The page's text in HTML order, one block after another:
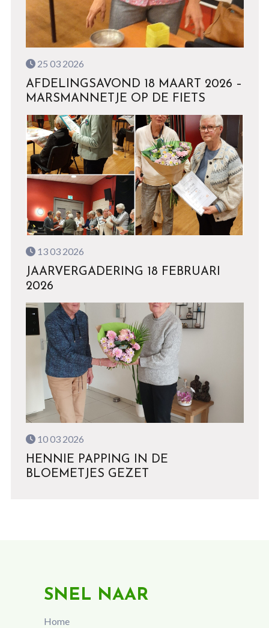
25 03 2026
AFDELINGSAVOND 18 MAART 2026 –
MARSMANNETJE OP DE FIETS
13 03 2026
JAARVERGADERING 18 FEBRUARI
2026
10 03 2026
HENNIE PAPPING IN DE
BLOEMETJES GEZET
SNEL NAAR
Home